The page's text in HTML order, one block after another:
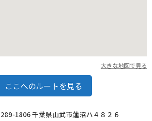
大きな地図で見る
ここへのルートを見る
289-1806 千葉県山武市蓮沼ハ４８２６